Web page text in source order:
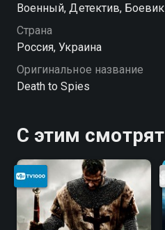
Военный, Детектив, Боевик
Страна
Россия, Украина
Оригинальное название
Death to Spies
С этим смотрят